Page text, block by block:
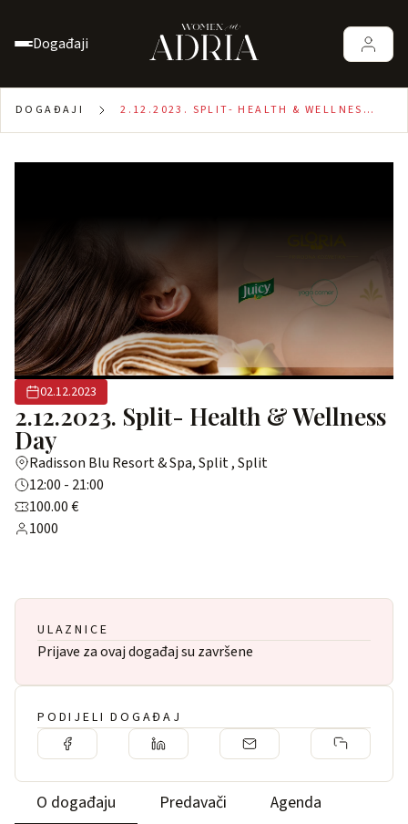
Događaji
DOGAĐAJI
2.12.2023. SPLIT- HEALTH & WELLNESS
02.12.2023
2.12.2023. Split- Health & Wellness
Day
Radisson Blu Resort & Spa, Split , Split
12:00 - 21:00
100.00 €
1000
ULAZNICE
Prijave za ovaj događaj su završene
PODIJELI DOGAĐAJ
O događaju Predavači
Agenda